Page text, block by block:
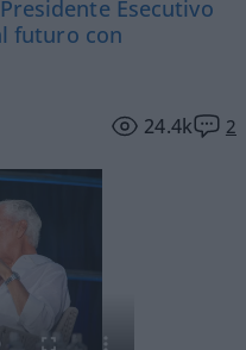
Esecutivo
futuro con
24.4k 2